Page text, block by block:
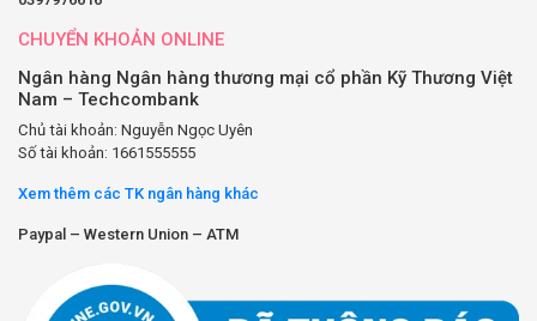
CHUYỂN KHOẢN ONLINE
Ngân hàng Ngân hàng thương mại cổ phần Kỹ Thương Việt
Nam – Techcombank
Chủ tài khoản: Nguyễn Ngọc Uyên
Số tài khoản: 1661555555
Xem thêm các TK ngân hàng khác
Paypal – Western Union – ATM